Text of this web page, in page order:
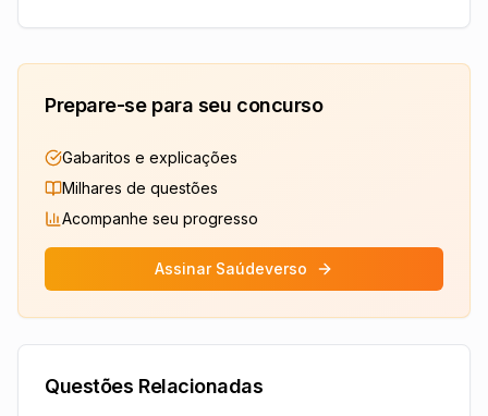
Prepare-se para seu concurso
Gabaritos e explicações
Milhares de questões
Acompanhe seu progresso
Assinar Saúdeverso
Questões Relacionadas